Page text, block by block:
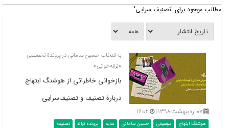
مطالب موجود برای 'تصنیف سرایی'
به انتخاب حسین سامانی در پروندۀ تخصصی
«ترانه‌خوانی»
بازخوانی خاطراتی از هوشنگ ابتهاج
دربارۀ تصنیف و تصنیف‌سرایی
۰۷ اردیبهشت ۱۳۹۸ | ۱۶:۰۲
هوشنگ ابتهاج موسیقی حسین سامانی سایه پرونده ترانه
تصنیف